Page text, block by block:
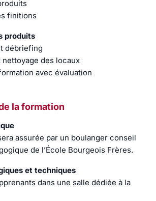
finitions
produits
débriefing
nettoyage des locaux
avec évaluation
la formation
assurée par un boulanger conseil
de l’École Bourgeois Frères.
et techniques
dans une salle dédiée à la